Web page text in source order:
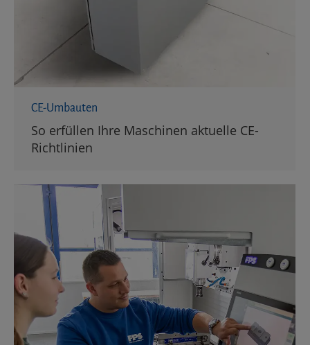
CE-Umbauten
So erfüllen Ihre Maschinen aktuelle CE-
Richtlinien